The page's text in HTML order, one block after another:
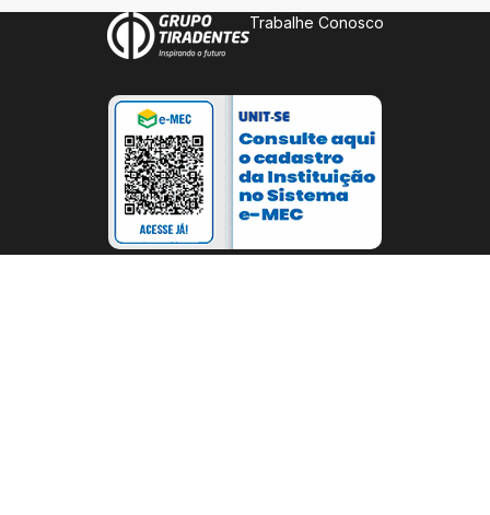
Trabalhe Conosco